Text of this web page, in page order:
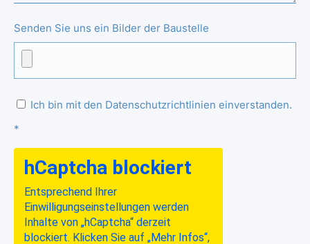
Senden Sie uns ein Bilder der Baustelle
Ich bin mit den Datenschutzrichtlinien einverstanden.
*